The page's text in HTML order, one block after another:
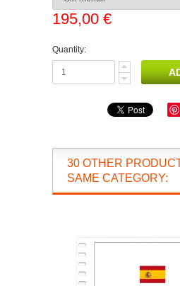
195,00 €
Quantity:
30 OTHER
SAME CATEGORY: